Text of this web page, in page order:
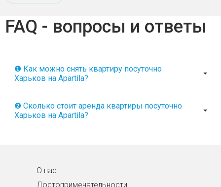
FAQ - вопросы и ответы
❶ Как можно снять квартиру посуточно
Харьков на Apartila?
❷ Сколько стоит аренда квартиры посуточно
Харьков на Apartila?
О нас
Достопримечательности